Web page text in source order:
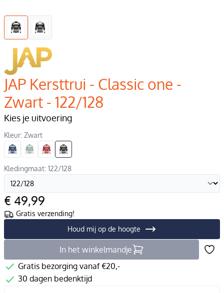
JAP Kersttrui - Classic one -
Zwart - 122/128
Kies je uitvoering
Kleur: Zwart
Kledingmaat: 122/128
€ 49,99
Gratis verzending!
Houd mij op de hoogte
In het winkelmandje
Gratis bezorging vanaf €20,-
30 dagen bedenktijd